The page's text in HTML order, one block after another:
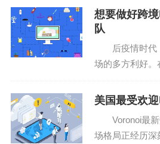
·店铺评分下降：侵权行为将影
降低买家对店铺的信任度。
·账号受限或封禁：对于严重或
禁账号的措施。
·法律诉讼与赔偿：权利人还有
家的侵权责任，要求赔偿经济损失
多么有创意的想
者的支持都可能
想要做好跨
队
后疫情时代
场的多方利好。
多品牌、卖家的
费者也更倾向
美国最受欢
Voronoi最新
场格局正经历深